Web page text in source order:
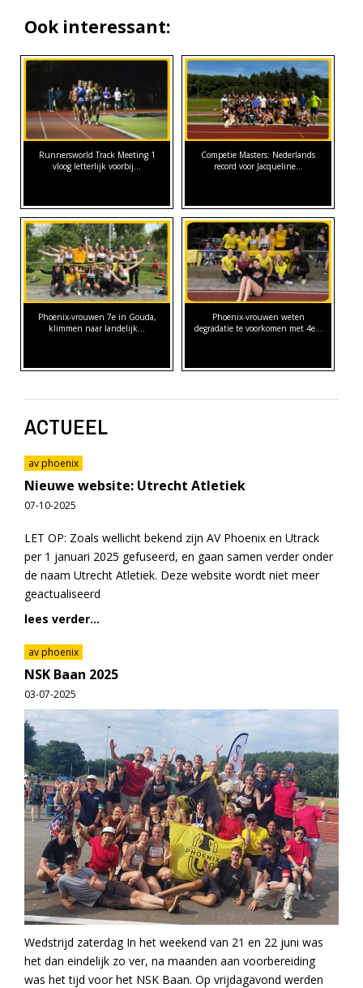
Ook interessant:
Runnersworld Track Meeting 1
vloog letterlijk voorbij...
Competie Masters: Nederlands
record voor Jacqueline…
Phoenix-vrouwen 7e in Gouda,
klimmen naar landelijk…
Phoenix-vrouwen weten
degradatie te voorkomen met 4e…
ACTUEEL
av phoenix
Nieuwe website: Utrecht Atletiek
07-10-2025
LET OP: Zoals wellicht bekend zijn AV Phoenix en Utrack
per 1 januari 2025 gefuseerd, en gaan samen verder onder
de naam Utrecht Atletiek. Deze website wordt niet meer
geactualiseerd
lees verder...
av phoenix
NSK Baan 2025
03-07-2025
Wedstrijd zaterdag In het weekend van 21 en 22 juni was
het dan eindelijk zo ver, na maanden aan voorbereiding
was het tijd voor het NSK Baan. Op vrijdagavond werden